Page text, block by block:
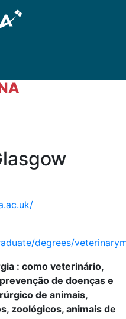
degrees/
: como veterinário,
de doenças e
de animais,
zoológicos, animais de